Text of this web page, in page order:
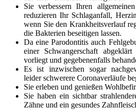
Sie verbessern Ihren
reduzieren Ihr Schlaganfall,
wenn Sie den Krankheitsverlauf
die Bakterien beseitigen lassen.
Da eine Parodontitis auch
einer Schwangerschaft
vorliegt und gegebenenfalls
Es ist inzwischen sogar
leider schwerere Coronaverläufe
Sie erleben und genießen
Sie haben ein sichtbar
Zähne und ein gesundes